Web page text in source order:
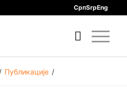
СрпSrpEng
/ Публикације /